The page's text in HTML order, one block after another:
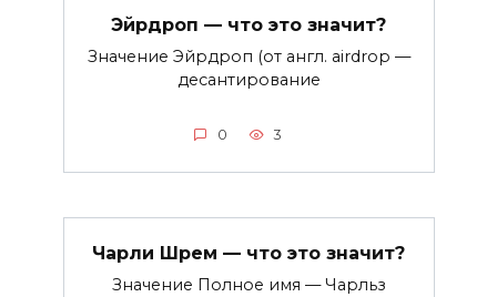
Эйрдроп — что это значит?
Значение Эйрдроп (от англ. airdrop —
десантирование
0 3
Чарли Шрем — что это значит?
Значение Полное имя — Чарльз